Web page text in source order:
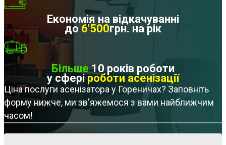
Економія на відкачуванні
до 6'500грн. на рік
Більше10 років роботи
у сфері роботи асенізації
Ціна послуги асенізатора у Гореничах? Заповніть
форму нижче, ми зв'яжемося з вами найближчим
часом!